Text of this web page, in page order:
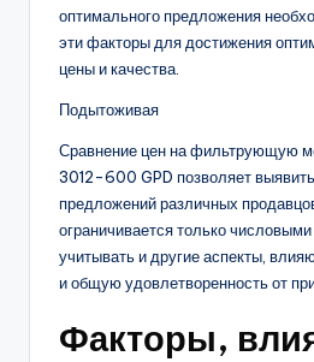
оптимального предложения
эти факторы для достижения
цены и качества.
Подытоживая
Сравнение цен на фильтрующую
3012-600 GPD позволяет
предложений различных
ограничивается только
учитывать и другие аспекты,
и общую удовлетворенность от
Факторы,